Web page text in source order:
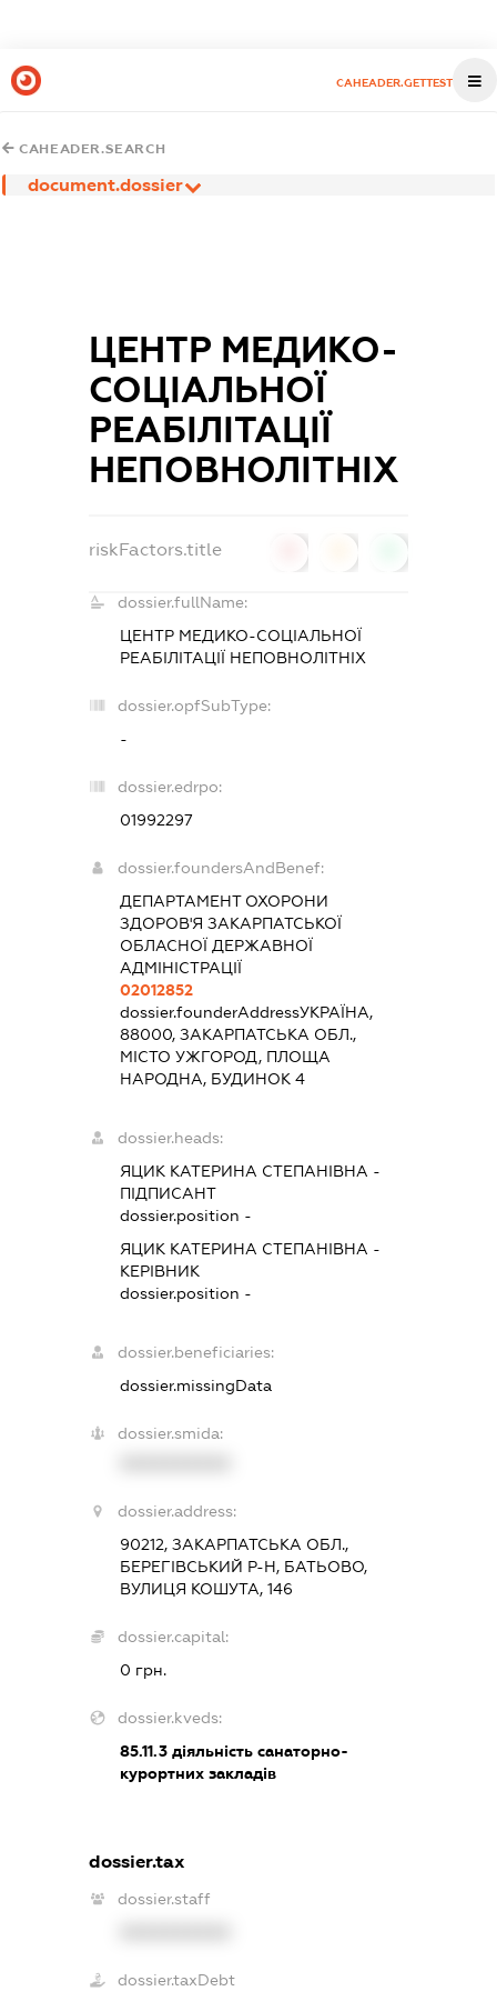
CAHEADER.GETTEST
CAHEADER.SEARCH
document.dossier
ЦЕНТР МЕДИКО-
СОЦІАЛЬНОЇ
РЕАБІЛІТАЦІЇ
НЕПОВНОЛІТНІХ
riskFactors.title
dossier.fullName:
ЦЕНТР МЕДИКО-СОЦІАЛЬНОЇ
РЕАБІЛІТАЦІЇ НЕПОВНОЛІТНІХ
dossier.opfSubType:
-
dossier.edrpo:
01992297
dossier.foundersAndBenef:
ДЕПАРТАМЕНТ ОХОРОНИ
ЗДОРОВ'Я ЗАКАРПАТСЬКОЇ
ОБЛАСНОЇ ДЕРЖАВНОЇ
АДМІНІСТРАЦІЇ
02012852
dossier.founderAddressУКРАЇНА,
88000, ЗАКАРПАТСЬКА ОБЛ.,
МІСТО УЖГОРОД, ПЛОЩА
НАРОДНА, БУДИНОК 4
dossier.heads:
ЯЦИК КАТЕРИНА СТЕПАНІВНА -
ПІДПИСАНТ
dossier.position -
ЯЦИК КАТЕРИНА СТЕПАНІВНА -
КЕРІВНИК
dossier.position -
dossier.beneficiaries:
dossier.missingData
dossier.smida:
dossier.address:
90212, ЗАКАРПАТСЬКА ОБЛ.,
БЕРЕГІВСЬКИЙ Р-Н, БАТЬОВО,
ВУЛИЦЯ КОШУТА, 146
dossier.capital:
0 грн.
dossier.kveds:
85.11.3діяльність санаторно-
курортних закладів
dossier.tax
dossier.staff
dossier.taxDebt